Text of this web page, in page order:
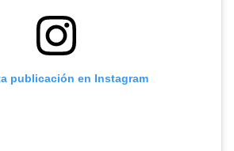
publicación en Instagram